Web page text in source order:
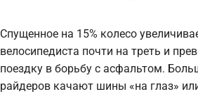
Спущенное на 15% колесо
велосипедиста почти на треть и
поездку в борьбу с асфальтом.
райдеров качают шины «на глаз»